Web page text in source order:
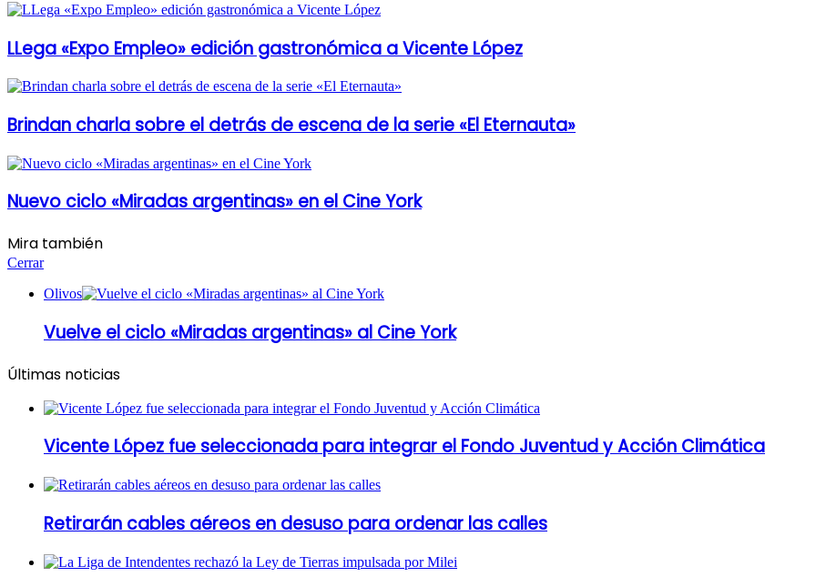
LLega «Expo Empleo» edición gastronómica a Vicente López
Brindan charla sobre el detrás de escena de la serie «El Eternauta»
Nuevo ciclo «Miradas argentinas» en el Cine York
Mira también
Cerrar
Olivos
Vuelve el ciclo «Miradas argentinas» al Cine York
Últimas noticias
Vicente López fue seleccionada para integrar el Fondo Juventud y Acción Climática
Retirarán cables aéreos en desuso para ordenar las calles